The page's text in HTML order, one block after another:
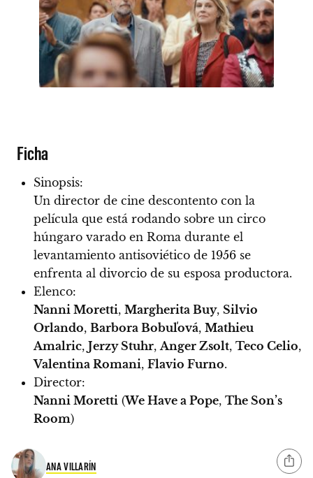
Ficha
Sinopsis:
Un director de cine descontento con la
película que está rodando sobre un circo
húngaro varado en Roma durante el
levantamiento antisoviético de 1956 se
enfrenta al divorcio de su esposa productora.
Elenco:
Nanni Moretti, Margherita Buy, Silvio
Orlando, Barbora Bobuľová, Mathieu
Amalric, Jerzy Stuhr, Anger Zsolt, Teco Celio,
Valentina Romani, Flavio Furno.
Director:
Nanni Moretti (We Have a Pope, The Son’s
Room)
ANA VILLARÍN